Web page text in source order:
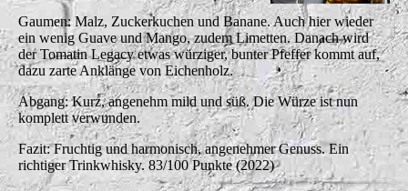
Gaumen: Malz, Zuckerkuchen und Banane. Auch hier wieder
ein wenig Guave und Mango, zudem Limetten. Danach wird
der Tomatin Legacy etwas würziger, bunter Pfeffer kommt auf,
dazu zarte Anklänge von Eichenholz.
Abgang: Kurz, angenehm mild und süß. Die Würze ist nun
komplett verwunden.
Fazit: Fruchtig und harmonisch, angenehmer Genuss. Ein
richtiger Trinkwhisky. 83/100 Punkte (2022)